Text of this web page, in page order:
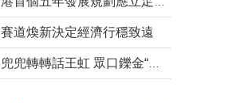
賽道煥新決定經濟行穩致遠